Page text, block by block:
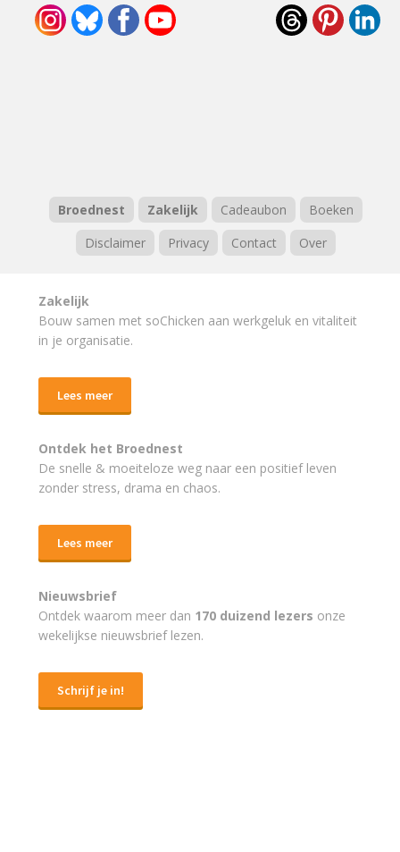
Broednest Zakelijk Cadeaubon
Boeken
Disclaimer
Privacy Contact Over
Zakelijk
Bouw samen met soChicken aan werkgeluk en vitaliteit
in je organisatie.
Lees meer
Ontdek het Broednest
De snelle & moeiteloze weg naar een positief leven
zonder stress, drama en chaos.
Lees meer
Nieuwsbrief
Ontdek waarom meer dan 170 duizend lezers onze
wekelijkse nieuwsbrief lezen.
Schrijf je in!